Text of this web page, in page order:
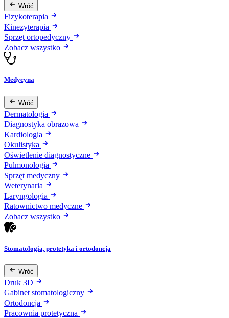
Wróć
Fizykoterapia
Kinezyterapia
Sprzęt ortopedyczny
Zobacz wszystko
Medycyna
Wróć
Dermatologia
Diagnostyka obrazowa
Kardiologia
Okulistyka
Oświetlenie diagnostyczne
Pulmonologia
Sprzęt medyczny
Weterynaria
Laryngologia
Ratownictwo medyczne
Zobacz wszystko
Stomatologia, protetyka i ortodoncja
Wróć
Druk 3D
Gabinet stomatologiczny
Ortodoncja
Pracownia protetyczna